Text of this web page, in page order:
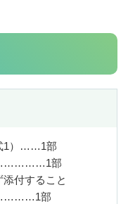
1）……1部
……………1部
付すること
部